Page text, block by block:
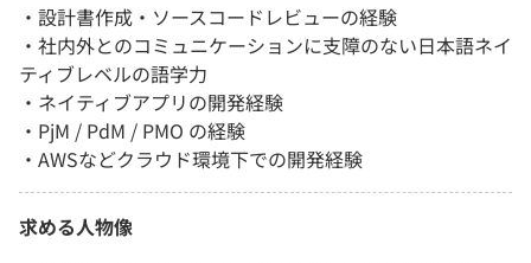
・設計書作成・ソースコードレビューの経験
・社内外とのコミュニケーションに支障のない日本語ネイ
ティブレベルの語学力
・ネイティブアプリの開発経験
・PjM / PdM / PMO の経験
・AWSなどクラウド環境下での開発経験
求める人物像